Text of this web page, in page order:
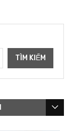
TÌM KIẾM